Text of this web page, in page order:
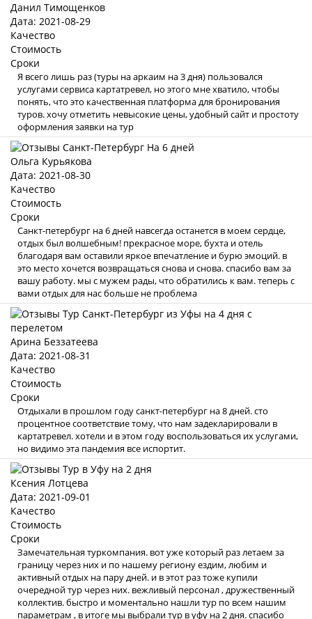
Данил Тимощенков
Дата: 2021-08-29
Качество
Стоимость
Сроки
Я всего лишь раз (туры на аркаим на 3 дня) пользовался
услугами сервиса картатревел, но этого мне хватило, чтобы
понять, что это качественная платформа для бронирования
туров. хочу отметить невысокие цены, удобный сайт и простоту
оформления заявки на тур
Ольга Курьякова
Дата: 2021-08-30
Качество
Стоимость
Сроки
Санкт-петербург на 6 дней навсегда останется в моем сердце,
отдых был волшебным! прекрасное море, бухта и отель
благодаря вам оставили яркое впечатление и бурю эмоций. в
это место хочется возвращаться снова и снова. спасибо вам за
вашу работу. мы с мужем рады, что обратились к вам. теперь с
вами отдых для нас больше не проблема
Арина Беззатеева
Дата: 2021-08-31
Качество
Стоимость
Сроки
Отдыхали в прошлом году санкт-петербург на 8 дней. сто
процентное соответствие тому, что нам задекларировали в
картатревел. хотели и в этом году воспользоваться их услугами,
но видимо эта пандемия все испортит.
Ксения Лотцева
Дата: 2021-09-01
Качество
Стоимость
Сроки
Замечательная туркомпания. вот уже который раз летаем за
границу через них и по нашему региону ездим, любим и
активный отдых на пару дней. и в этот раз тоже купили
очередной тур через них. вежливый персонал , дружественный
коллектив. быстро и моментально нашли тур по всем нашим
параметрам , в итоге мы выбрали тур в уфу на 2 дня. спасибо